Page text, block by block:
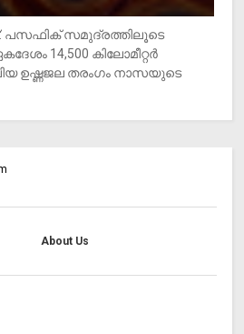
പസഫിക് സമുദ്രത്തിലൂടെ
14,500 കിലോമീറ്റര്‍
ഉഷ്ണജല തരംഗം നാസയുടെ
About Us